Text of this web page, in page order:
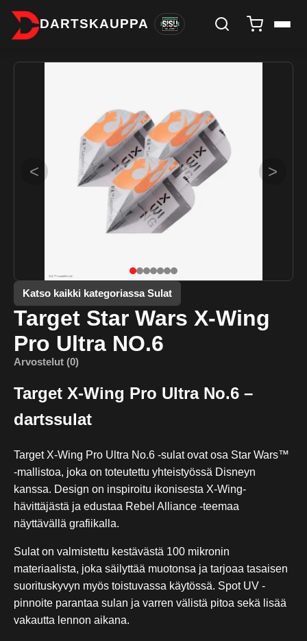
DARTSKAUPPA
< >
Katso kaikki kategoriassa Sulat
Target Star Wars X-Wing
Pro Ultra NO.6
Arvostelut (0)
Target X-Wing Pro Ultra No.6 –
dartssulat
Target X-Wing Pro Ultra No.6 -sulat ovat osa Star Wars™
-mallistoa, joka on toteutettu yhteistyössä Disneyn
kanssa. Design on inspiroitu ikonisesta X-Wing-
hävittäjästä ja edustaa Rebel Alliance -teemaa
näyttävällä grafiikalla.
Sulat on valmistettu kestävästä 100 mikronin
materiaalista, joka säilyttää muotonsa ja tarjoaa tasaisen
suorituskyvyn myös toistuvassa käytössä. Spot UV -
pinnoite parantaa sulan ja varren välistä pitoa sekä lisää
vakautta lennon aikana.